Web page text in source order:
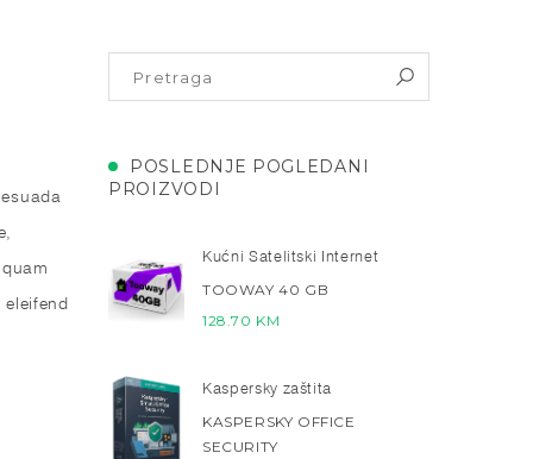
eleifend
POSLEDNJE POGLEDANI
PROIZVODI
Kućni Satelitski Internet
TOOWAY 40 GB
128.70 KM
Kaspersky zaštita
KASPERSKY OFFICE
SECURITY